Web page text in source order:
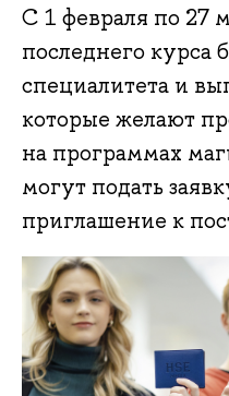
С 1 февраля по 27
последнего курса
специалитета и
которые желают
на программах
могут подать
приглашение к